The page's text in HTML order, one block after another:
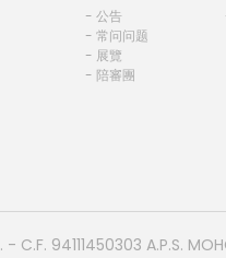
- 公告
- 常问问题
- 展覽
- 陪審團
- C.F. 94111450303 A.P.S.